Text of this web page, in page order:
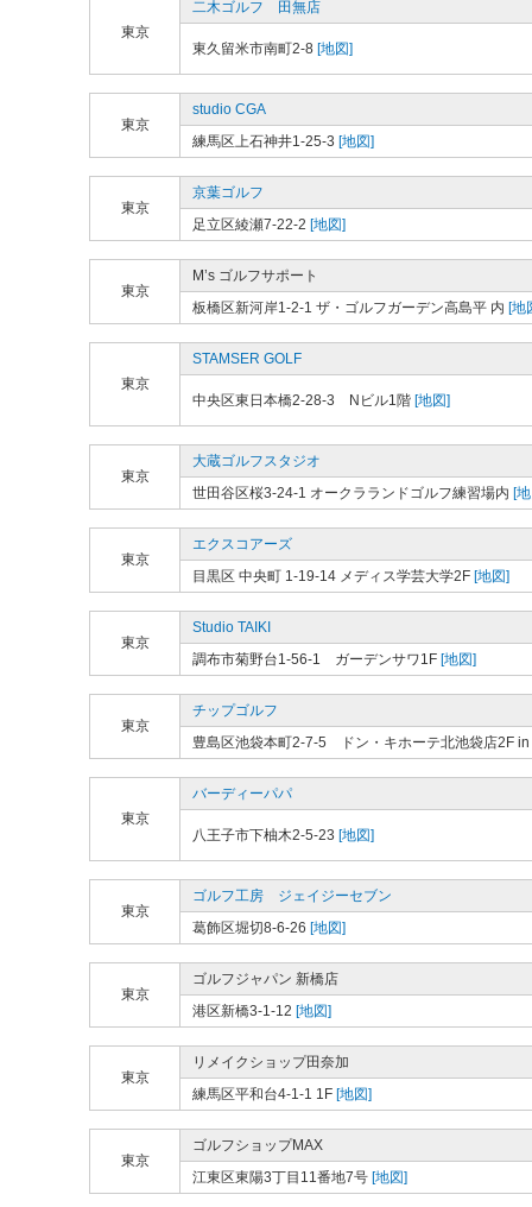
東京
二木ゴルフ 田無店
東久留米市南町2-8 [地図]
東京
studio CGA
練馬区上石神井1-25-3 [地図]
東京
京葉ゴルフ
足立区綾瀬7-22-2 [地図]
東京
M’s ゴルフサポート
板橋区新河岸1-2-1 ザ・ゴルフガーデン高島平 内 [地
東京
STAMSER GOLF
中央区東日本橋2-28-3 Nビル1階 [地図]
東京
大蔵ゴルフスタジオ
世田谷区桜3-24-1 オークラランドゴルフ練習場内 [
東京
エクスコアーズ
目黒区 中央町 1-19-14 メディス学芸大学2F [地図]
東京
Studio TAIKI
調布市菊野台1-56-1 ガーデンサワ1F [地図]
東京
チップゴルフ
豊島区池袋本町2-7-5 ドン・キホーテ北池袋店2F in
東京
バーディーパパ
八王子市下柚木2-5-23 [地図]
東京
ゴルフ工房 ジェイジーセブン
葛飾区堀切8-6-26 [地図]
東京
ゴルフジャパン 新橋店
港区新橋3-1-12 [地図]
東京
リメイクショップ田奈加
練馬区平和台4-1-1 1F [地図]
東京
ゴルフショップMAX
江東区東陽3丁目11番地7号 [地図]